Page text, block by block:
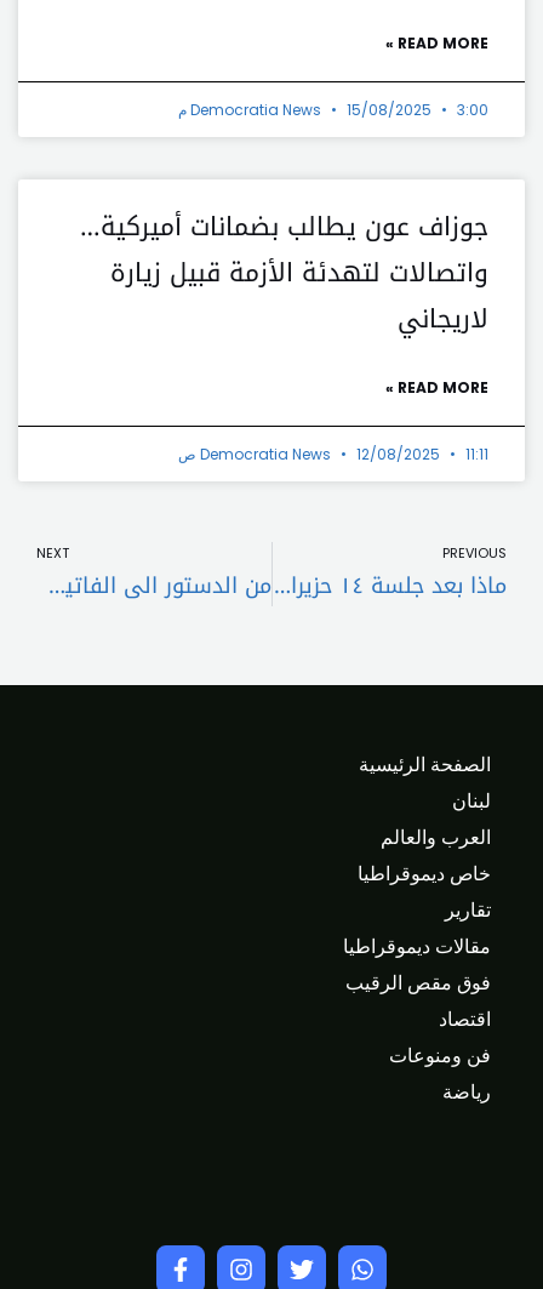
READ MORE »
Democratia News 15/08/2025 3:00 م
جوزاف عون يطالب بضمانات أميركية…
واتصالات لتهدئة الأزمة قبيل زيارة
لاريجاني
READ MORE »
Democratia News 12/08/2025 11:11 ص
PREVIOUS
ماذا بعد جلسة ١٤ حزيران ؟
NEXT
من الدستور الى الفاتيكان..ميقاتي يكسب معركة الجلسات الحكومية!
الصفحة الرئيسية
لبنان
العرب والعالم
خاص ديموقراطيا
تقارير
مقالات ديموقراطيا
فوق مقص الرقيب
اقتصاد
فن ومنوعات
رياضة